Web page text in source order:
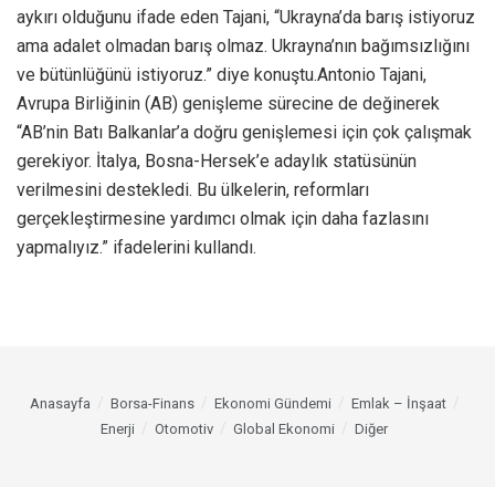
aykırı olduğunu ifade eden Tajani, “Ukrayna’da barış istiyoruz
ama adalet olmadan barış olmaz. Ukrayna’nın bağımsızlığını
ve bütünlüğünü istiyoruz.” diye konuştu.Antonio Tajani,
Avrupa Birliğinin (AB) genişleme sürecine de değinerek
“AB’nin Batı Balkanlar’a doğru genişlemesi için çok çalışmak
gerekiyor. İtalya, Bosna-Hersek’e adaylık statüsünün
verilmesini destekledi. Bu ülkelerin, reformları
gerçekleştirmesine yardımcı olmak için daha fazlasını
yapmalıyız.” ifadelerini kullandı.
Anasayfa Borsa-Finans Ekonomi Gündemi
Emlak – İnşaat
Enerji
Otomotiv Global Ekonomi Diğer